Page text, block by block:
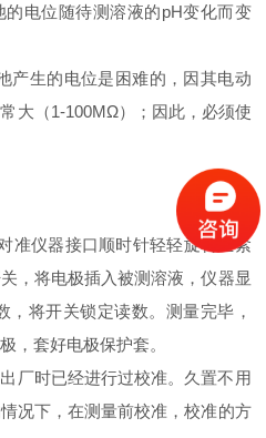
电位随待测溶液的pH变化而变
生的电位是困难的，因其电动
大（1-100MΩ）；因此，必须使
仪器接口顺时针轻轻旋转至紧
，将电极插入被测溶液，仪器显
，将开关锁定读数。测量完毕，
，套好电极保护套。
时已经进行过校准。久置不用
况下，在测量前校准，校准的方